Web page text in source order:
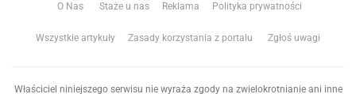
O Nas Staże u nas Reklama Polityka prywatności
Wszystkie artykuły Zasady korzystania z portalu Zgłoś uwagi
Właściciel niniejszego serwisu nie wyraża zgody na zwielokrotnianie ani inne